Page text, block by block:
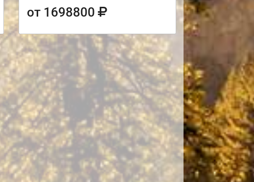
от 1698800